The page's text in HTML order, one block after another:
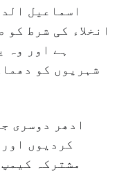
اسماعیل
انخلاء کی شرط
ہے اور وہ
شہریوں کو
ادھر دوسری
کردیوں
مشترکہ